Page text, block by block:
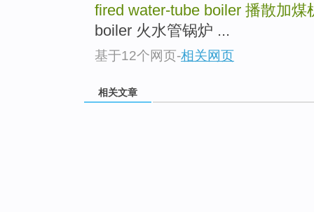
fired water-tube boiler 播散加煤
boiler 火水管锅炉 ...
基于12个网页-相关网页
相关文章